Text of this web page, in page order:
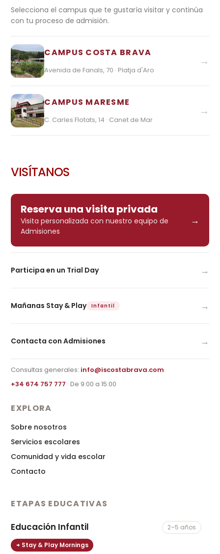
Selecciona el campus que te gustaría visitar y continúa
con tu proceso de admisión.
CAMPUS COSTA BRAVA
Avenida de Fanals, 70 · Platja d'Aro
→
CAMPUS MARESME
C. Carles Flotats, 14 · Canet de Mar
→
VISÍTANOS
Reserva una visita privada
Visita personalizada con nuestro equipo de
Admisiones
→
Participa en un Trial Day →
Mañanas Stay & Play Infantil →
Contacta con Admisiones →
Consultas generales: info@iscostabrava.com
+34 674 757 777 · De 9:00 a 15:00
EXPLORA
Sobre nosotros
Servicios escolares
Comunidad y vida escolar
Contacto
ETAPAS EDUCATIVAS
Educación Infantil 2–5 años
Stay & Play Mornings